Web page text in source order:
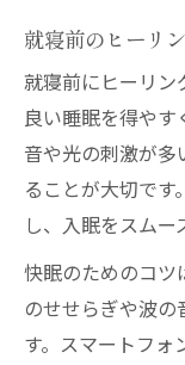
就寝前のヒーリ
就寝前にヒーリン
良い睡眠を得や
音や光の刺激が
ることが大切です
し、入眠をスムー
快眠のためのコツ
のせせらぎや波
す。スマートフォ